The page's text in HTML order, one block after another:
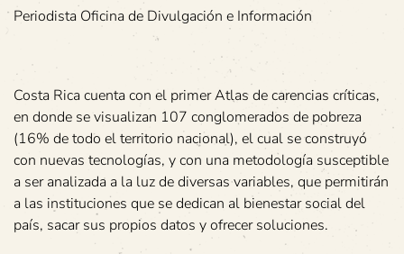
Periodista Oficina de Divulgación e Información
Costa Rica cuenta con el primer Atlas de carencias críticas,
en donde se visualizan 107 conglomerados de pobreza
(16% de todo el territorio nacional), el cual se construyó
con nuevas tecnologías, y con una metodología susceptible
a ser analizada a la luz de diversas variables, que permitirán
a las instituciones que se dedican al bienestar social del
país, sacar sus propios datos y ofrecer soluciones.